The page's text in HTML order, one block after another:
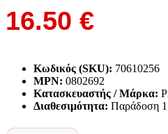
16.50 €
Κωδικός (SKU): 70610256
MPN: 0802692
Κατασκευαστής / Μάρκα:
Διαθεσιμότητα: Παράδoση 1